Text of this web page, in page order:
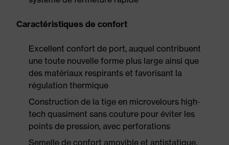
Caractéristiques de confort
Excellent confort de port, auquel contribuent
une toute nouvelle forme plus large ainsi que
des matériaux respirants et favorisant la
régulation thermique
Construction de la tige en microvelours high-
tech quasiment sans couture pour éviter les
points de pression, avec perforations
Semelle de confort amovible et antistatique,